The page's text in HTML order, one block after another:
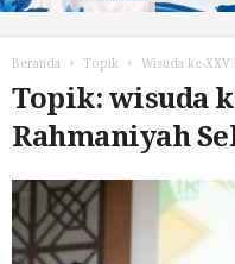
Beranda Topik Wisuda ke-XXV
Topik: wisuda
Rahmaniyah